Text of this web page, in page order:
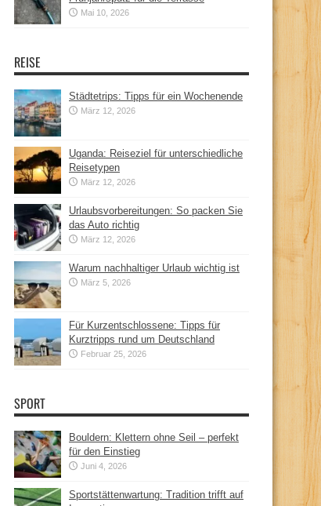
Mai 10, 2026
REISE
Städtetrips: Tipps für ein Wochenende
März 12, 2026
Uganda: Reiseziel für unterschiedliche
Reisetypen
März 12, 2026
Urlaubsvorbereitungen: So packen Sie
das Auto richtig
März 12, 2026
Warum nachhaltiger Urlaub wichtig ist
März 5, 2026
Für Kurzentschlossene: Tipps für
Kurztripps rund um Deutschland
Februar 25, 2026
SPORT
Bouldern: Klettern ohne Seil – perfekt
für den Einstieg
Juni 4, 2026
Sportstättenwartung: Tradition trifft auf